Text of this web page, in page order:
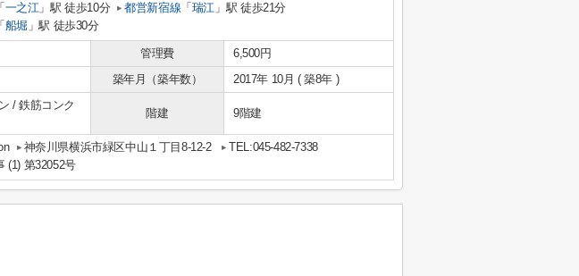
「 一之江」駅 徒歩10分 都営新宿線 「 瑞江 」駅 徒歩21分
「 船堀 」駅 徒歩30分
管理費
6,500円
築年月（築年数） 2017年 10月 ( 築8年 )
/ 鉄筋コンク
階建 9階建
神奈川県横浜市緑区中山１丁目8-12-2
TEL:045-482-7338
(1) 第32052号